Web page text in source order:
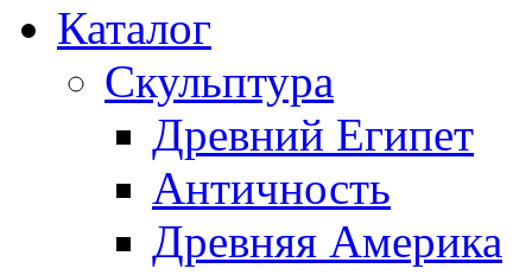
Каталог
Скульптура
Древний Египет
Античность
Древняя Америка